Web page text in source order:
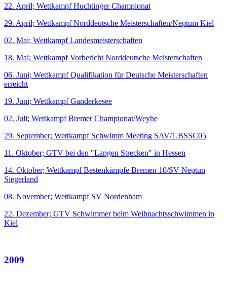
22. April; Wettkampf Huchtinger Championat
29. April; Wettkampf Norddeutsche Meisterschaften/Neptum Kiel
02. Mai; Wettkampf Landesmeisterschaften
18. Mai; Wettkampf Vorbericht Norddeutsche Meisterschaften
06. Juni; Wettkampf Qualifikation für Deutsche Meisterschaften
erreicht
19. Juni; Wettkampf Ganderkesee
02. Juli; Wettkampf Bremer Championat/Weyhe
29. September; Wettkampf Schwimm Meeting SAV/1.BSSC05
11. Oktober; GTV bei den "Langen Strecken" in Hessen
14. Oktober; Wettkampf Bestenkämpfe Bremen 10/SV Neptun
Siegerland
08. November; Wettkampf SV Nordenham
22. Dezember; GTV Schwimmer beim Weihnachtsschwimmen in
Kiel
2009